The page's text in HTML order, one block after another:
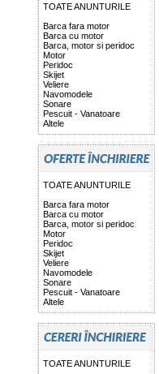
TOATE ANUNTURILE
Barca fara motor
Barca cu motor
Barca, motor si peridoc
Motor
Peridoc
Skijet
Veliere
Navomodele
Sonare
Pescuit - Vanatoare
Altele
TOATE ANUNTURILE
Barca fara motor
Barca cu motor
Barca, motor si peridoc
Motor
Peridoc
Skijet
Veliere
Navomodele
Sonare
Pescuit - Vanatoare
Altele
TOATE ANUNTURILE